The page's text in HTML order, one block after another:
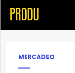
MERCADEO